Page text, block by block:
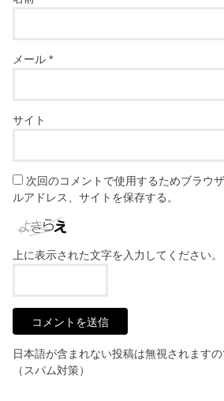
メール*
サイト
次回のコメントで使用するためブラウ
ルアドレス、サイトを保存する。
上に表示された文字を入力してください。
日本語が含まれない投稿は無視されますの
（スパム対策）